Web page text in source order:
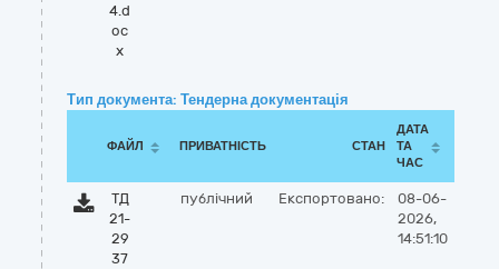
4.d
oc
x
Тип документа: Тендерна документація
ФАЙЛ ПРИВАТНІСТЬ СТАН
ДАТА
ТА
ЧАС
ТД
21-
29
37
публічний Експортовано:
08-06-
2026,
14:51:10